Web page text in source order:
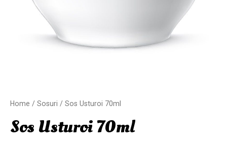
Home / Sosuri / Sos Usturoi 70ml
Sos Usturoi 70ml